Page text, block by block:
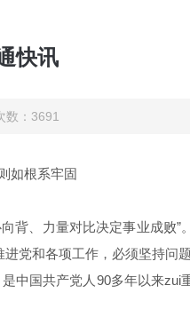
快讯
：3691
如根系牢固
、力量对比决定事业成败”
党和各项工作，必须坚持问
国共产党人90多年以来zui